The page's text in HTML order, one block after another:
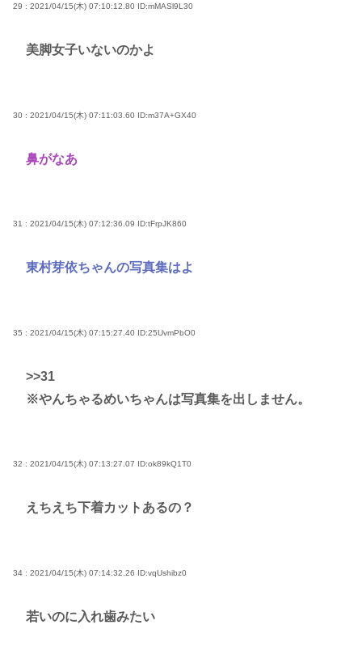
29 : 2021/04/15(木) 07:10:12.80 ID:mMASl9L30
美脚女子いないのかよ
30 : 2021/04/15(木) 07:11:03.60 ID:m37A+GX40
鼻がなあ
31 : 2021/04/15(木) 07:12:36.09 ID:tFrpJK860
東村芽依ちゃんの写真集はよ
35 : 2021/04/15(木) 07:15:27.40 ID:25UvmPbO0
>>31
※やんちゃるめいちゃんは写真集を出しません。
32 : 2021/04/15(木) 07:13:27.07 ID:ok89kQ1T0
えちえち下着カットあるの？
34 : 2021/04/15(木) 07:14:32.26 ID:vqUshibz0
若いのに入れ歯みたい